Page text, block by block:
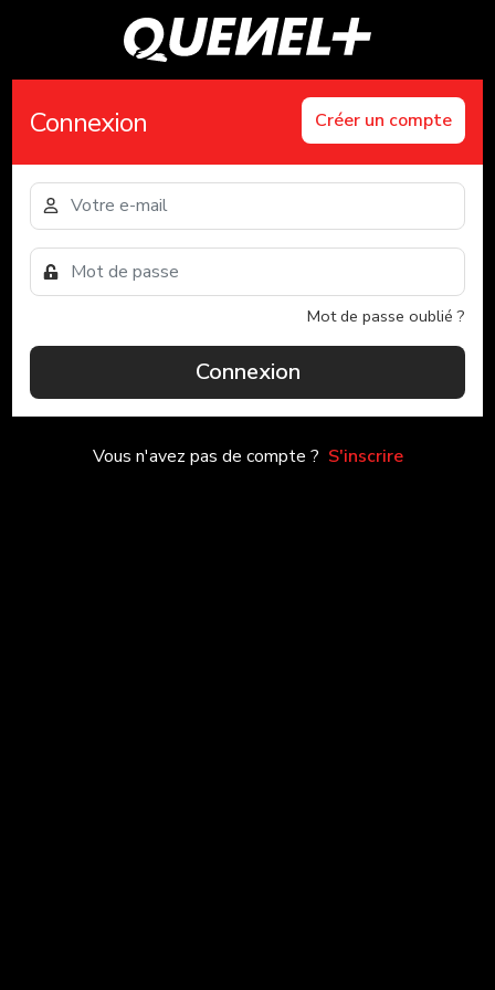
Connexion Créer un compte
Mot de passe oublié ?
Connexion
Vous n'avez pas de compte ? S'inscrire